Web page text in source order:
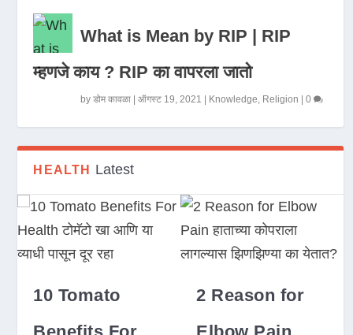
What is Mean by RIP | RIP
म्हणजे काय ? RIP का वापरला जातो
byडोम कावळा |ऑगस्ट 19, 2021 Knowledge, Religion |0
HEALTH Latest
10 Tomato
2 Reason for